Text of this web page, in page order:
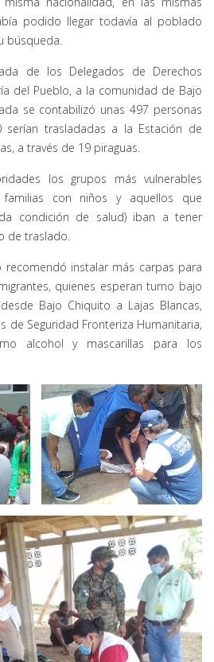
podido llegar todavía al poblado
búsqueda.
de los Delegados de Derechos
del Pueblo, a la comunidad de Bajo
se contabilizó unas 497 personas
serían trasladadas a la Estación de
a través de 19 piraguas.
los grupos más vulnerables
familias con niños y aquellos que
condición de salud) iban a tener
de traslado.
recomendó instalar más carpas para
quienes esperan turno bajo
Bajo Chiquito a Lajas Blancas,
de Seguridad Fronteriza Humanitaria,
alcohol y mascarillas para los